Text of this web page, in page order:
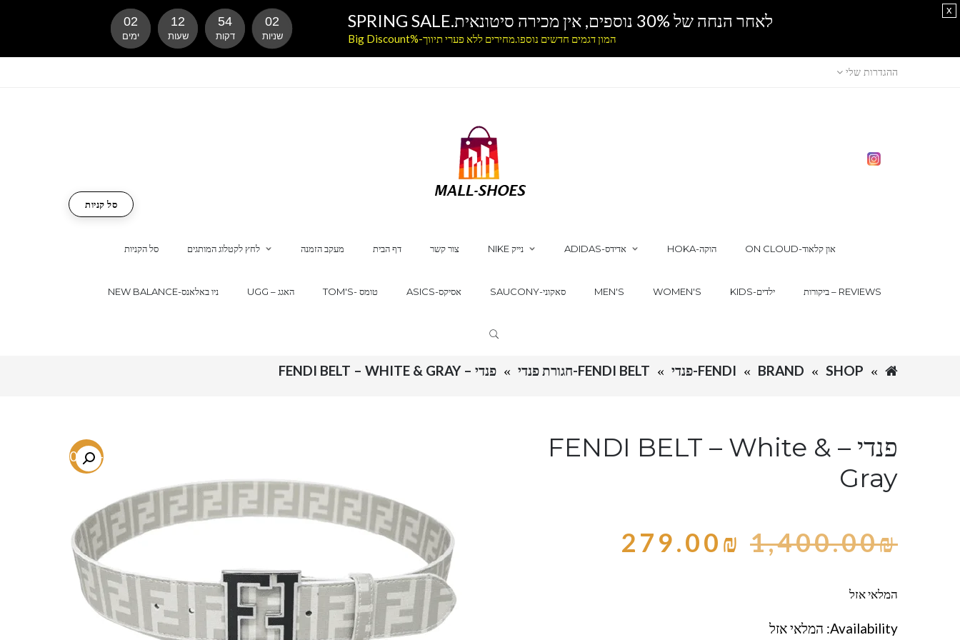
ההגדרות שלי
סל הקניות לחץ לקטלוג המותגים מעקב הזמנה דף הבית צור קשר NIKE נייק ADIDAS-אדידס HOKA-הוקה ON CLOUD-און קלאוד
NEW BALANCE-ניו באלאנס UGG – האגג TOM'S- טומס ASICS-אסיקס SAUCONY-סאקוני MEN'S WOMEN'S KIDS-ילדים ביקורות – REVIEWS
סל קניות
SHOP
BRAND FENDI-פנדי FENDI BELT-חגורת פנדי פנדי – FENDI BELT – WHITE & GRAY
-80.1%
פנדי – FENDI BELT – White &
Gray
1,400.00₪
279.00₪
המלאי אזל
Availability: המלאי אזל
לאחר הנחה של 30% נוספים, אין מכירה סיטונאית.SPRING SALE
המון דגמים חדשים נוספו.מחירים ללא פערי תיווך-%Big Discount
02
ימים
12
שעות
54
דקות
01
שניות
x